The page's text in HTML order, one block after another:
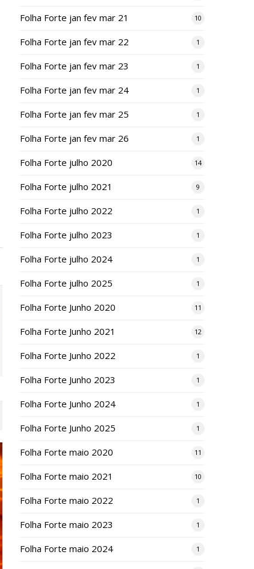
Folha Forte jan fev mar 21 10
Folha Forte jan fev mar 22 1
Folha Forte jan fev mar 23 1
Folha Forte jan fev mar 24 1
Folha Forte jan fev mar 25 1
Folha Forte jan fev mar 26 1
Folha Forte julho 2020 14
Folha Forte julho 2021 9
Folha Forte julho 2022 1
Folha Forte julho 2023 1
Folha Forte julho 2024 1
Folha Forte julho 2025 1
Folha Forte Junho 2020 11
Folha Forte Junho 2021 12
Folha Forte Junho 2022 1
Folha Forte Junho 2023 1
Folha Forte Junho 2024 1
Folha Forte Junho 2025 1
Folha Forte maio 2020 11
Folha Forte maio 2021 10
Folha Forte maio 2022 1
Folha Forte maio 2023 1
Folha Forte maio 2024 1